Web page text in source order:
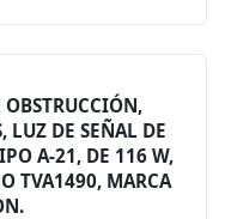
LUZ DE SEÑAL DE
A-21, DE 116 W,
TVA1490, MARCA